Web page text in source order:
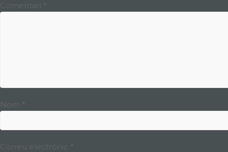
Comentari *
Nom *
Correu electrònic *